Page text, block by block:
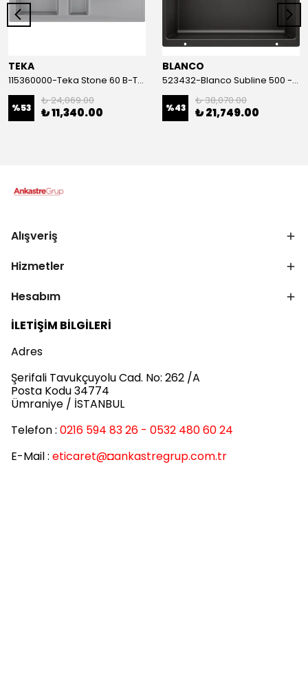
TEKA
115360000-Teka Stone 60 B-TG Metallic Grey Granit Eviye
%53
₺ 24,069.00
₺ 11,340.00
BLANCO
523432-Blanco Subline 500 - U Granit Eviye Antrasit
%43
₺ 38,070.00
₺ 21,749.00
Alışveriş
Hizmetler
Hesabım
İLETİŞİM BİLGİLERİ
Adres
Şerifali Tavukçuyolu Cad. No: 262 /A
Posta Kodu 34774
Ümraniye / İSTANBUL
Telefon : 0216 594 83 26 - 0532 480 60 24
E-Mail : eticaret@◘ankastregrup.com.tr